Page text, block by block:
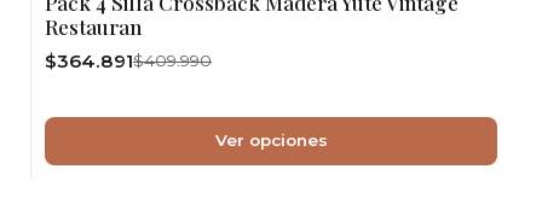
Restauran
$364.891$409.990
Ver opciones